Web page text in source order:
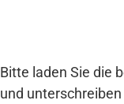
Bitte laden Sie die
und